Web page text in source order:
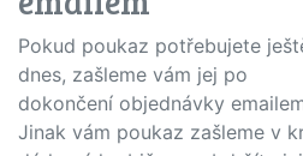
Pokud poukaz potřebujete
dnes, zašleme vám jej po
dokončení objednávky
Jinak vám poukaz zašleme v